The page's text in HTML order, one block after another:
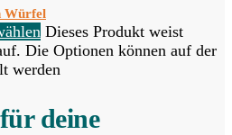
Würfel
Dieses Produkt weist
Die Optionen können auf der
werden
deine